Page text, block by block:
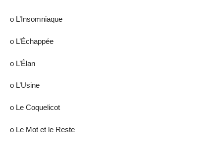
ο L’Insomniaque
ο L’Échappée
ο L’Élan
ο L’Usine
ο Le Coquelicot
ο Le Mot et le Reste